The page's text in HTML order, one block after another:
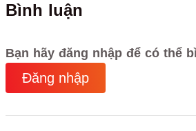
Bình luận
Bạn hãy đăng nhập để có thể
Đăng nhập